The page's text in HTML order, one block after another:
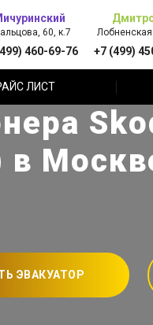
60, к.7
460-69-76 +7 (499)
ЛИСТ
в
ЭВАКУАТОР